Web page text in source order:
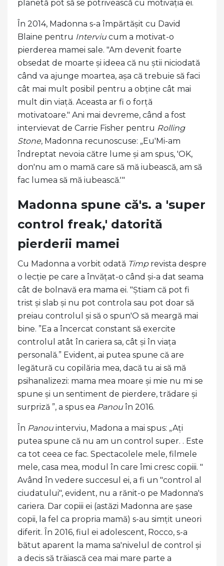
planetă pot să se potrivească cu motivația ei.
În 2014, Madonna s-a împărtășit cu David
Blaine pentru Interviu cum a motivat-o
pierderea mamei sale. "Am devenit foarte
obsedat de moarte și ideea că nu știi niciodată
când va ajunge moartea, așa că trebuie să faci
cât mai mult posibil pentru a obține cât mai
mult din viață. Aceasta ar fi o forță
motivatoare." Ani mai devreme, când a fost
intervievat de Carrie Fisher pentru Rolling
Stone, Madonna recunoscuse: „Eu'Mi-am
îndreptat nevoia către lume și am spus, 'OK,
don'nu am o mamă care să mă iubească, am să
fac lumea să mă iubească.'"
Madonna spune că's. a 'super
control freak,' datorită
pierderii mamei
Cu Madonna a vorbit odată Timprevista despre
o lecție pe care a învățat-o când și-a dat seama
cât de bolnavă era mama ei. "Știam că pot fi
trist și slab și nu pot controla sau pot doar să
preiau controlul și să o spun'O să meargă mai
bine. ”Ea a încercat constant să exercite
controlul atât în ​​cariera sa, cât și în viața
personală.” Evident, ai putea spune că are
legătură cu copilăria mea, dacă tu ai să mă
psihanalizezi: mama mea moare și mie nu mi se
spune și un sentiment de pierdere, trădare și
surpriză ”, a spus ea Panou în 2016.
În Panou interviu, Madona a mai spus: „Ați
putea spune că nu am un control super. . Este
ca tot ceea ce fac. Spectacolele mele, filmele
mele, casa mea, modul în care îmi cresc copiii. "
Având în vedere succesul ei, a fi un "control al
ciudatului", evident, nu a rănit-o pe Madonna's
cariera. Dar copiii ei (astăzi Madonna are șase
copii, la fel ca propria mamă) s-au simțit uneori
diferit. În 2016, fiul ei adolescent, Rocco, s-a
bătut aparent la mama sa'nivelul de control și
a decis să trăiască cea mai mare parte a